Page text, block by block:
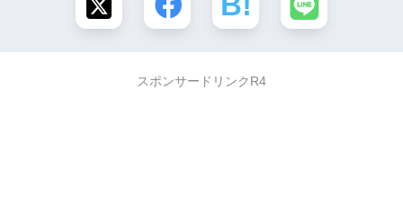
スポンサードリンクR4